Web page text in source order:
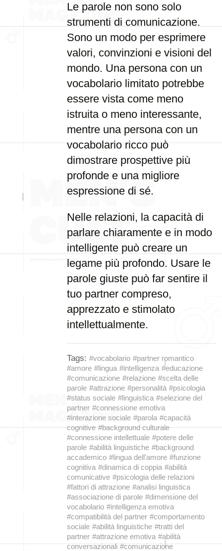
Le parole non sono solo
strumenti di comunicazione.
Sono un modo per esprimere
valori, convinzioni e visioni del
mondo. Una persona con un
vocabolario limitato potrebbe
essere vista come meno
istruita o meno interessante,
mentre una persona con un
vocabolario ricco può
dimostrare prospettive più
profonde e una migliore
espressione di sé.
Nelle relazioni, la capacità di
parlare chiaramente e in modo
intelligente può creare un
legame più profondo. Usare le
parole giuste può far sentire il
tuo partner compreso,
apprezzato e stimolato
intellettualmente.
Tags: #vocabolario #partner romantico
#amore #lingua #intelligenza #educazione
#comunicazione #relazione #scelta delle
parole #attrazione #personalità #psicologia
#status sociale #linguistica #selezione del
partner #connessione emotiva
#interazione sociale #parola #capacità
cognitive #background culturale
#connessione intellettuale #potere delle
parole #abilità linguistiche #background
accademico #lingua dell'amore #funzione
cognitiva #dinamica di coppia #abilità
comunicative #psicologia delle relazioni
#fattori di attrazione #analisi linguistica
#associazione di parole #dimensione del
vocabolario #intelligenza emotiva
#compatibilità del partner #comportamento
sociale #abilità linguistiche #tratti del
partner #attrazione emotiva #abilità
conversazionali #comunicazione